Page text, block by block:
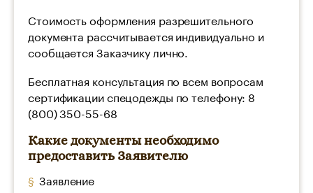
Стоимость оформления разрешительного
документа рассчитывается индивидуально и
сообщается Заказчику лично.
Бесплатная консультация по всем вопросам
сертификации спецодежды по телефону: 8
(800) 350-55-68
Какие документы необходимо
предоставить Заявителю
Заявление